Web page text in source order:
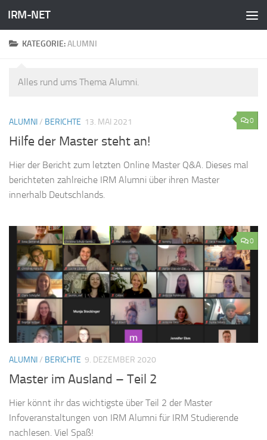
Zum Inhalt springen
IRM-NET
KATEGORIE:ALUMNI
Alles rund ums Thema Alumni.
0
ALUMNI/ BERICHTE 13. MAI 2021
Hilfe der Master steht an!
Hier der Bericht zum letzten Online Master Q&A. Dieses mal
berichteten zahlreiche IRM Alumni über ihren Master
innerhalb Deutschlands.
0
ALUMNI/ BERICHTE 9. DEZEMBER 2020
Master im Ausland – Teil 2
Hier könnt ihr das wichtigste über Teil 2 der Master
Infoveranstaltungen von IRM Alumni für IRM Studierende
nachlesen. Viel Spaß!